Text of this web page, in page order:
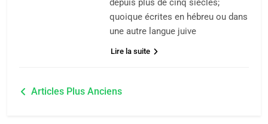
depuis plus de cinq siècles;
quoique écrites en hébreu ou dans
une autre langue juive
Lire la suite
Navigation
Articles Plus Anciens
Maroc : Les amandes de
Tafraout, le miel de Tadla
du terroir